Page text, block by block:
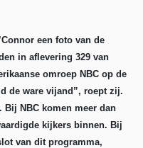
een foto van de
in aflevering 329 van
omroep NBC op de
de ware vijand”, roept zij.
Bij NBC komen meer dan
kijkers binnen. Bij
van dit programma,